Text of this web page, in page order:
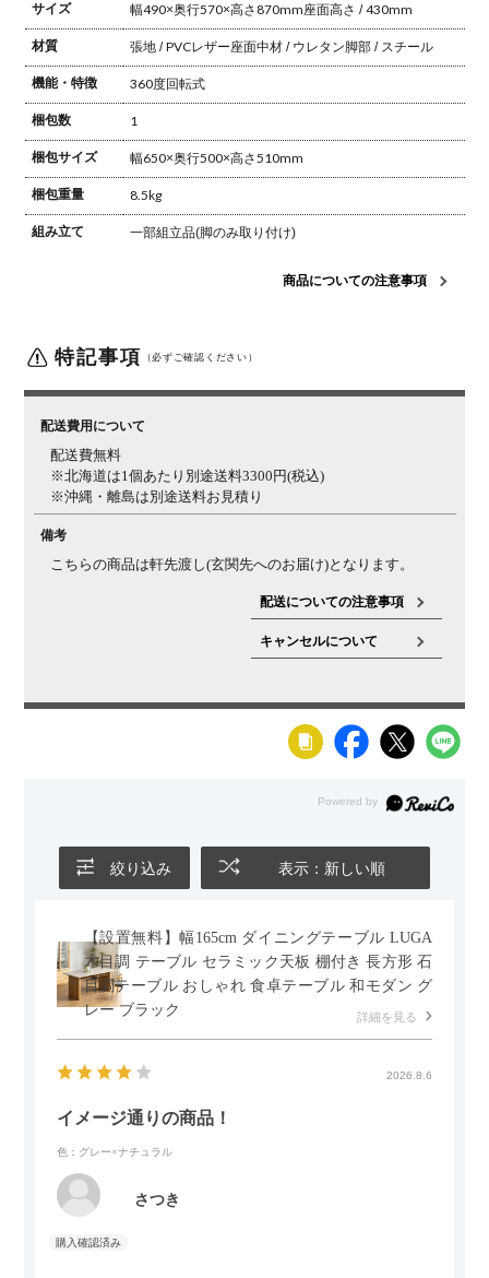
サイズ
幅490×奥行570×高さ870mm座面高さ / 430mm
材質 張地 / PVCレザー座面中材 / ウレタン 脚部 / スチール
機能・特徴 360度回転式
梱包数 1
梱包サイズ 幅650×奥行500×高さ510mm
梱包重量 8.5kg
組み立て 一部組立品(脚のみ取り付け)
商品についての注意事項
特記事項 （必ずご確認ください）
配送費用について
配送費無料
※北海道は1個あたり別途送料3300円(税込)
※沖縄・離島は別途送料お見積り
備考
こちらの商品は軒先渡し(玄関先へのお届け)となります。
配送についての注意事項
キャンセルについて
絞り込み 表示：新しい順
【設置無料】幅165cm ダイニングテーブル LUGA
木目調 テーブル セラミック天板 棚付き 長方形 石
目調テーブル おしゃれ 食卓テーブル 和モダン グ
レー ブラック
詳細を見る
2026.8.6
イメージ通りの商品！
色：グレー×ナチュラル
さつき